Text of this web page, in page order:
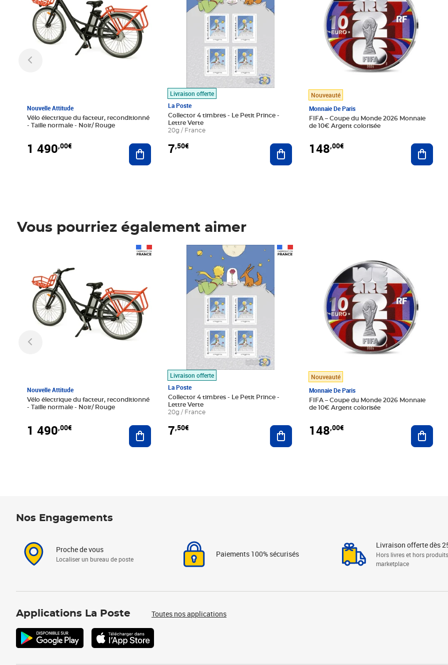
Nouvelle Attitude
Vélo électrique du facteur, reconditionné
- Taille normale - Noir/ Rouge
1 490,00€ Ajouter au panier
Livraison offerte
La Poste
Collector 4 timbres - Le Petit Prince -
Lettre Verte
20g / France
7,50€ Ajouter au panier
Nouveauté
Monnaie De Paris
FIFA – Coupe du Monde 2026 Monnaie
de 10€ Argent colorisée
148,00€
Vous pourriez également aimer
Nouvelle Attitude
Vélo électrique du facteur, reconditionné
- Taille normale - Noir/ Rouge
1 490,00€ Ajouter au panier
Livraison offerte
La Poste
Collector 4 timbres - Le Petit Prince -
Lettre Verte
20g / France
7,50€
Prix 7,50€
Ajouter au panier
Nouveauté
Monnaie De Paris
FIFA – Coupe du Monde 2026 Monnaie
de 10€ Argent colorisée
148,00€
Nos Engagements
Proche de vous
Localiser un bureau de poste
Paiements 100% sécurisés
Livraison offerte dès
Hors livres et hors produits
marketplace
Applications La Poste Toutes nos applications